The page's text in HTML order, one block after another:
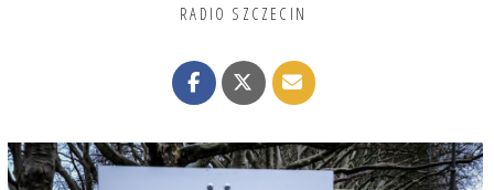
RADIO SZCZECIN